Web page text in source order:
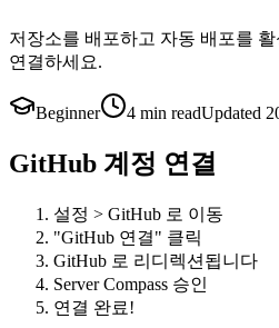
저장소를 배포하고 자동 배포를
연결하세요.
Beginner 4 min readUpdated
GitHub 계정 연결
설정 > GitHub 로 이동
"GitHub 연결" 클릭
GitHub 로 리디렉션됩니다
Server Compass 승인
연결 완료!